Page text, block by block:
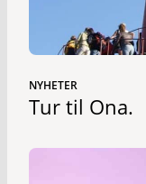
NYHETER
Tur til Ona.